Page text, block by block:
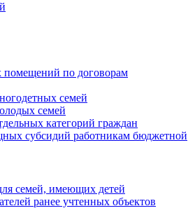
помещений по договорам
семей
семей
категорий граждан
субсидий работникам бюджетной
семей, имеющих детей
ранее учтенных объектов